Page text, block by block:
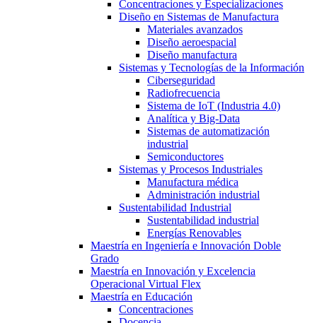
Concentraciones y Especializaciones
Diseño en Sistemas de Manufactura
Materiales avanzados
Diseño aeroespacial
Diseño manufactura
Sistemas y Tecnologías de la Información
Ciberseguridad
Radiofrecuencia
Sistema de IoT (Industria 4.0)
Analítica y Big-Data
Sistemas de automatización
industrial
Semiconductores
Sistemas y Procesos Industriales
Manufactura médica
Administración industrial
Sustentabilidad Industrial
Sustentabilidad industrial
Energías Renovables
Maestría en Ingeniería e Innovación Doble
Grado
Maestría en Innovación y Excelencia
Operacional Virtual Flex
Maestría en Educación
Concentraciones